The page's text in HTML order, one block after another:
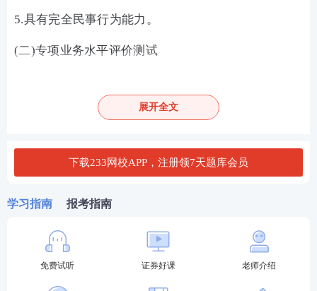
5.具有完全民事行为能力。
(二)专项业务水平评价测试
或符合《证券公司董事、监事、高级管理人员及从业
人员管理规则》第十条规定的相关人员,可报名参加专
项业务水平评价测试。
按照《监督管理办法》第八条、第五十六条规定以及
证券评级等相关监管规定参加测试的人员，或通过一
员，可报名参加高级管理人员水平评价测试。
湖南证券从业水平测试报考流程：
展开全文
下载233网校APP，注册领7天题库会员
学习指南 报考指南
免费试听 证券好课 老师介绍